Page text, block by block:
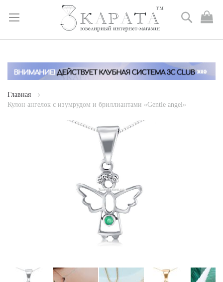
Skip
Content
Поиск
Главная
Кулон ангелок с изумрудом и бриллиантами «Gentle angel»